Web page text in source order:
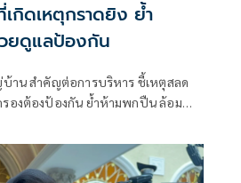
กิดเหตุกราดยิง ย้ำ
ยดูแลป้องกัน
าน สำคัญต่อการบริหาร ชี้เหตุสลด
องต้องป้องกัน ย้ำห้ามพกปืน ล้อม